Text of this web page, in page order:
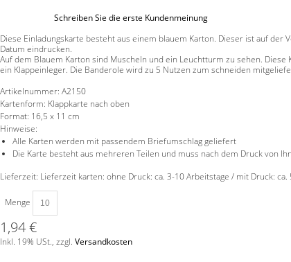
Schreiben Sie die erste Kundenmeinung
Diese Einladungskarte besteht aus einem blauem Karton. Dieser ist auf
Datum eindrucken.
Auf dem Blauem Karton sind Muscheln und ein Leuchtturm zu sehen.
ein Klappeinleger. Die Banderole wird zu 5 Nutzen zum schneiden
Artikelnummer: A2150
Kartenform: Klappkarte nach oben
Format: 16,5 x 11 cm
Hinweise:
Alle Karten werden mit passendem Briefumschlag geliefert
Die Karte besteht aus mehreren Teilen und muss nach dem Druck von
Lieferzeit: Lieferzeit karten: ohne Druck: ca. 3-10 Arbeitstage / mit Druck: ca.
Menge
1,94 €
Inkl. 19% USt., zzgl. Versandkosten